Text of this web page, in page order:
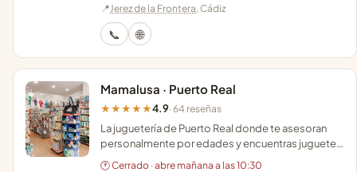
📍Jerez de la Frontera, Cádiz
📞 🌐
Mamalusa · Puerto Real
★★★★★4.9· 64 reseñas
La juguetería de Puerto Real donde te asesoran
personalmente por edades y encuentras juguetes
educativos, juegos de mesa y libros infantiles.
🕐 Cerrado · abre mañana a las 10:30